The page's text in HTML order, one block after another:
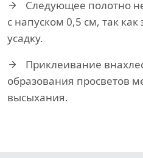
Следующее полотно
с напуском 0,5 см, так как
усадку.
Приклеивание
образования просветов
высыхания.